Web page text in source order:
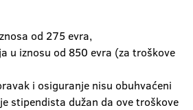
od 275 evra,
u iznosu od 850 evra (za troškove
i osiguranje nisu obuhvaćeni
stipendista dužan da ove troškove